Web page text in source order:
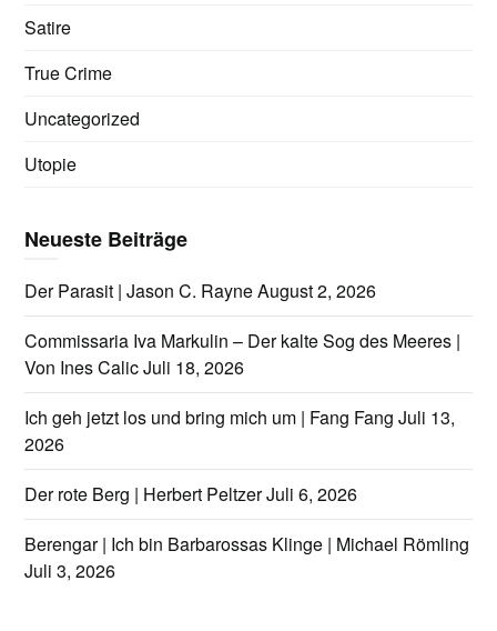
Satire
True Crime
Uncategorized
Utopie
Neueste Beiträge
Der Parasit | Jason C. RayneAugust 2, 2026
Commissaria Iva Markulin – Der kalte Sog des Meeres |
Von Ines CalicJuli 18, 2026
Ich geh jetzt los und bring mich um | Fang Fang Juli 13,
2026
Der rote Berg | Herbert PeltzerJuli 6, 2026
Berengar | Ich bin Barbarossas Klinge | Michael Römling
Juli 3, 2026